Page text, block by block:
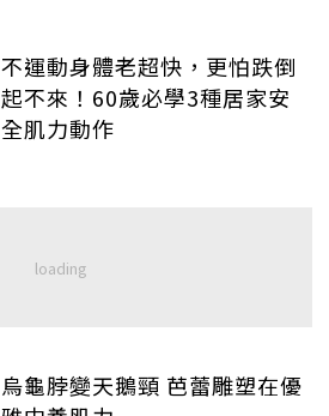
不運動身體老超快，更怕跌倒
起不來！60歲必學3種居家安
全肌力動作
烏龜脖變天鵝頸 芭蕾雕塑在優